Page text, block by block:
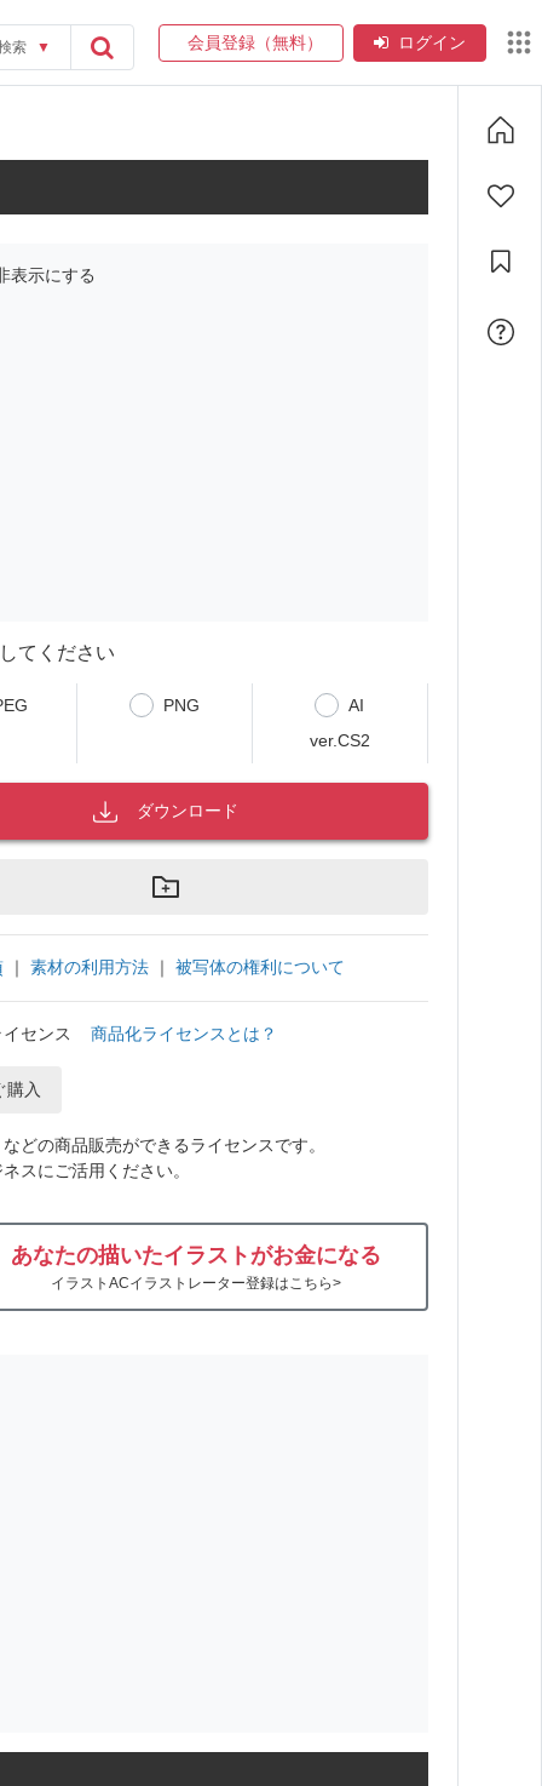
索 ▼ 会員登録（無料） ログイン
表示にする
てください
PNG
AI
ver.CS2
ダウンロード
｜ 素材の利用方法 ｜ 被写体の権利について
センス 商品化ライセンスとは？
購入
どの商品販売ができるライセンスです。
スにご活用ください。
あなたの描いたイラストがお金になる
イラストACイラストレーター登録はこちら>